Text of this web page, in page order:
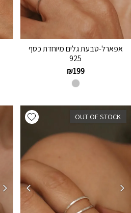
אפארל-טבעת גלים מיוחדת כסף
925
₪199
Add wishlist OUT OF STOCK